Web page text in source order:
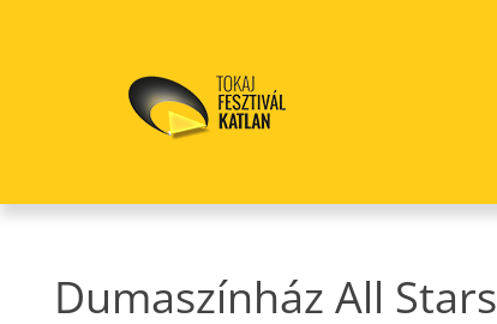
Dumaszínház All Stars